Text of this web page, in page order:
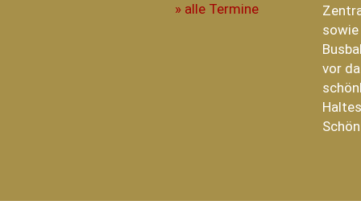
» alle Termine
vor